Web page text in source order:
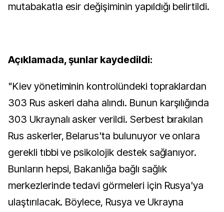
mutabakatla esir değişiminin yapıldığı belirtildi.
Açıklamada, şunlar kaydedildi:
"Kiev yönetiminin kontrolündeki topraklardan
303 Rus askeri daha alındı. Bunun karşılığında
303 Ukraynalı asker verildi. Serbest bırakılan
Rus askerler, Belarus'ta bulunuyor ve onlara
gerekli tıbbi ve psikolojik destek sağlanıyor.
Bunların hepsi, Bakanlığa bağlı sağlık
merkezlerinde tedavi görmeleri için Rusya'ya
ulaştırılacak. Böylece, Rusya ve Ukrayna